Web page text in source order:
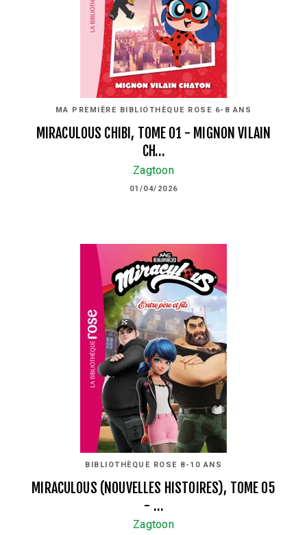
MA PREMIÈRE BIBLIOTHÈQUE ROSE 6-8 ANS
MIRACULOUS CHIBI, TOME 01 - MIGNON VILAIN
CH…
Zagtoon
01/04/2026
BIBLIOTHÈQUE ROSE 8-10 ANS
MIRACULOUS (NOUVELLES HISTOIRES), TOME 05
- …
Zagtoon